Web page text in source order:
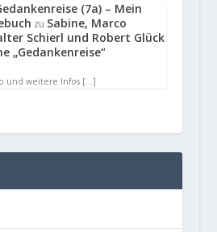
(7a) – Mein
zu Sabine, Marco
Schierl und Robert Glück
„Gedankenreise“
und weitere Infos […]